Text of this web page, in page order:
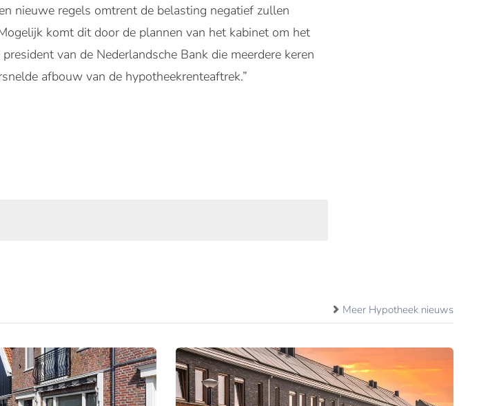
nieuwe regels omtrent de belasting negatief zullen
komt dit door de plannen van het kabinet om het
van de Nederlandsche Bank die meerdere keren
afbouw van de hypotheekrenteaftrek.”
Meer Hypotheek nieuws